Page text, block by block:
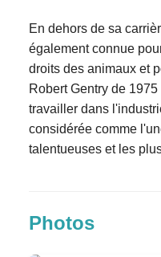
En dehors de sa
également connue
droits des animaux et
Robert Gentry de
travailler dans
considérée comme
talentueuses et les
Photos